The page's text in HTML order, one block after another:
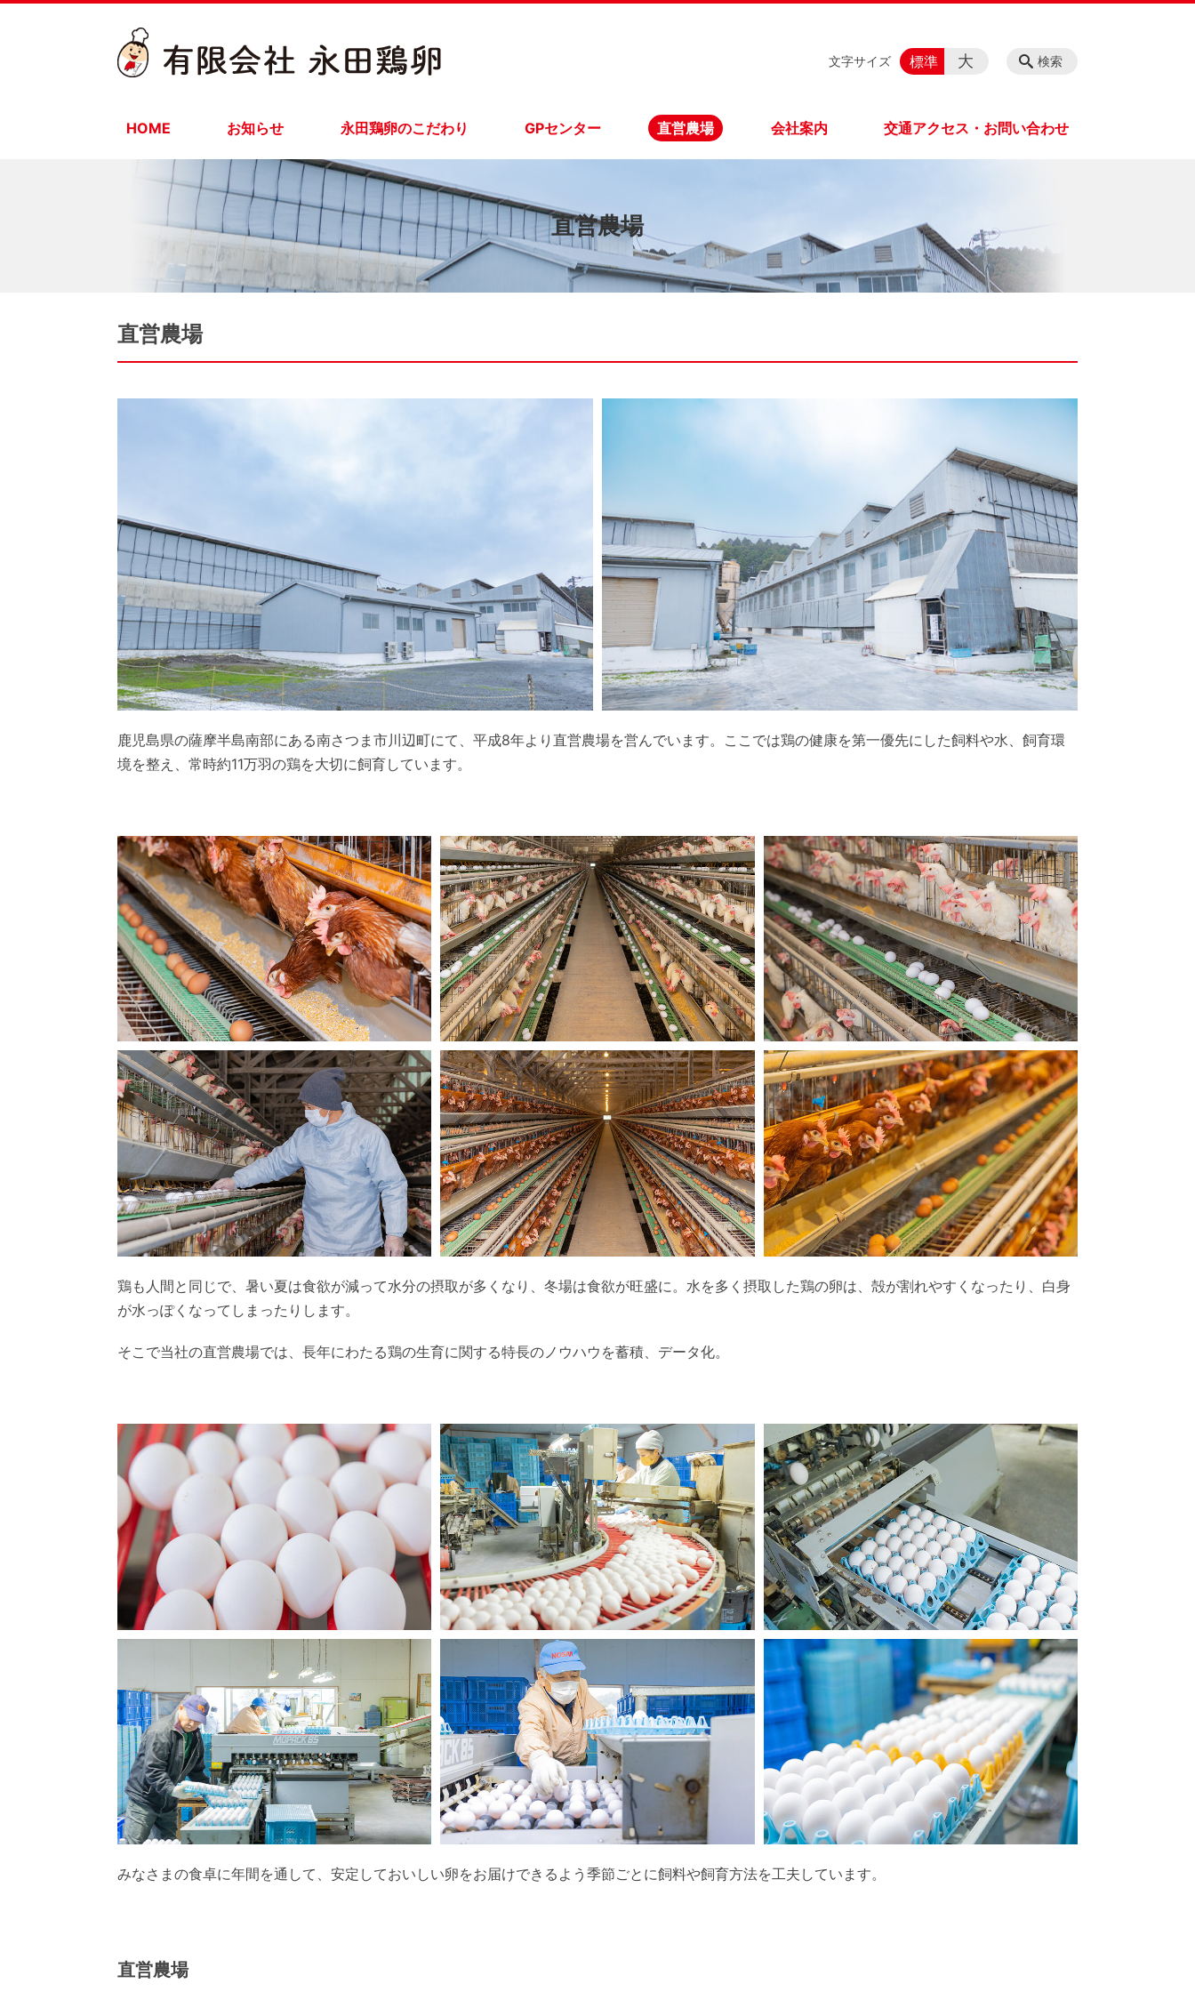
HOME お知らせ 永田鶏卵のこだわり GPセンター 直営農場 会社案内 交通アクセス・お問い合わせ
検索
文字サイズ 標準 大
直営農場
直営農場
鹿児島県の薩摩半島南部にある南さつま市川辺町にて、平成8年より直営農場を営んでいます。ここでは鶏の健康を第一優先にした飼料や水、飼育環
境を整え、常時約11万羽の鶏を大切に飼育しています。
鶏も人間と同じで、暑い夏は食欲が減って水分の摂取が多くなり、冬場は食欲が旺盛に。水を多く摂取した鶏の卵は、殻が割れやすくなったり、白身
が水っぽくなってしまったりします。
そこで当社の直営農場では、長年にわたる鶏の生育に関する特長のノウハウを蓄積、データ化。
みなさまの食卓に年間を通して、安定しておいしい卵をお届けできるよう季節ごとに飼料や飼育方法を工夫しています。
直営農場